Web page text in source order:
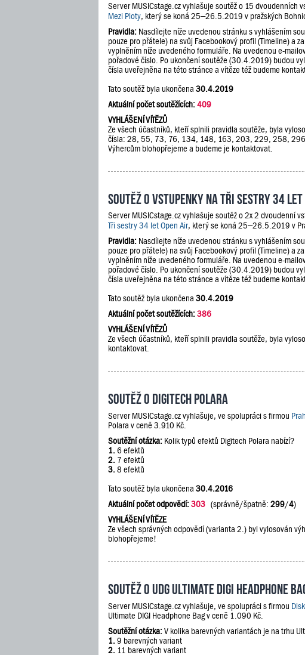
Server MUSICstage.cz vyhlašuje soutěž o 15 dvoudenních
Mezi Ploty, který se koná 25–26.5.2019 v pražských
Pravidla: Nasdílejte níže uvedenou stránku s vyhlášením
pouze pro přátele) na svůj Facebookový profil (Timeline) a
vyplněním níže uvedeného formuláře. Na uvedenou e-
pořadové číslo. Po ukončení soutěže (30.4.2019) budou
čísla uveřejněna na této stránce a vítěze též budeme
Tato soutěž byla ukončena 30.4.2019
Aktuální počet soutěžících:409
VYHLÁŠENÍ VÍTĚZŮ
Ze všech účastníků, kteří splnili pravidla soutěže, byla
čísla: 28, 55, 73, 76, 134, 148, 163, 203, 229, 258,
Výhercům blohopřejeme a budeme je kontaktovat.
Soutěž o vstupenky na Tři sestry 34 let
Server MUSICstage.cz vyhlašuje soutěž o 2x 2 dvoudenní
Tři sestry 34 let Open Air, který se koná 25–26.5.2019 v
Pravidla: Nasdílejte níže uvedenou stránku s vyhlášením
pouze pro přátele) na svůj Facebookový profil (Timeline) a
vyplněním níže uvedeného formuláře. Na uvedenou e-
pořadové číslo. Po ukončení soutěže (30.4.2019) budou
čísla uveřejněna na této stránce a vítěze též budeme
Tato soutěž byla ukončena 30.4.2019
Aktuální počet soutěžících:386
VYHLÁŠENÍ VÍTĚZŮ
Ze všech účastníků, kteří splnili pravidla soutěže, byla
kontaktovat.
Soutěž o Digitech Polara
Server MUSICstage.cz vyhlašuje, ve spolupráci s firmou
Polara v ceně 3.910 Kč.
Soutěžní otázka: Kolik typů efektů Digitech Polara nabízí?
1. 6 efektů
2. 7 efektů
3. 8 efektů
Tato soutěž byla ukončena 30.4.2016
Aktuální počet odpovědí:303 (správně/špatně: 299/4)
VYHLÁŠENÍ VÍTĚZE
Ze všech správných odpovědí (varianta 2.) byl vylosován
blohopřejeme!
Soutěž o UDG Ultimate DIGI Headphone
Server MUSICstage.cz vyhlašuje, ve spolupráci s firmou
Ultimate DIGI Headphone Bag v ceně 1.090 Kč.
Soutěžní otázka:V kolika barevných variantách je na trhu
1. 9 barevných variant
2. 11 barevných variant